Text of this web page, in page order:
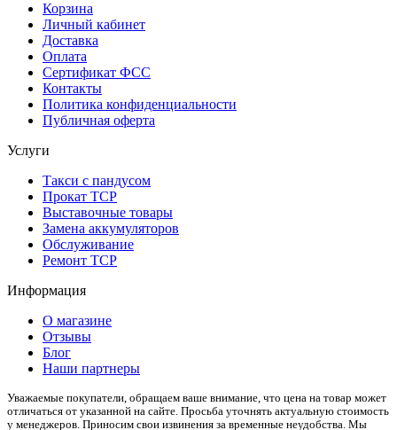
Корзина
Личный кабинет
Доставка
Оплата
Сертификат ФСС
Контакты
Политика конфиденциальности
Публичная оферта
Услуги
Такси с пандусом
Прокат ТСР
Выставочные товары
Замена аккумуляторов
Обслуживание
Ремонт ТСР
Информация
О магазине
Отзывы
Блог
Наши партнеры
Уважаемые покупатели, обращаем ваше внимание, что цена на товар может
отличаться от указанной на сайте. Просьба уточнять актуальную стоимость
у менеджеров. Приносим свои извинения за временные неудобства. Мы